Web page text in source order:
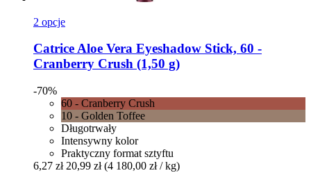
2 opcje
CatriceAloe Vera Eyeshadow Stick, 60 -​
Cranberry Crush (1,50 g)
-70%
60 - Cranberry Crush
10 - Golden Toffee
Długotrwały
Intensywny kolor
Praktyczny format sztyftu
6,27 zł 20,99 zł (4 180,00 zł / kg)